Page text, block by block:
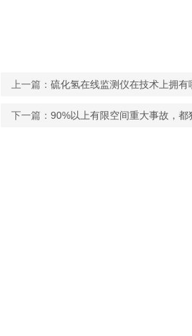
上一篇： 硫化氢在线监测仪在技术上拥有
下一篇： 90%以上有限空间重大事故，都